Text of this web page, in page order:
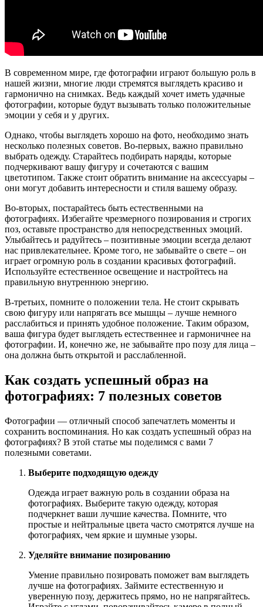
В современном мире, где фотографии играют большую роль в
нашей жизни, многие люди стремятся выглядеть красиво и
гармонично на снимках. Ведь каждый хочет иметь удачные
фотографии, которые будут вызывать только положительные
эмоции у себя и у других.
Однако, чтобы выглядеть хорошо на фото, необходимо знать
несколько полезных советов. Во-первых, важно правильно
выбрать одежду. Старайтесь подбирать наряды, которые
подчеркивают вашу фигуру и сочетаются с вашим
цветотипом. Также стоит обратить внимание на аксессуары –
они могут добавить интересности и стиля вашему образу.
Во-вторых, постарайтесь быть естественными на
фотографиях. Избегайте чрезмерного позирования и строгих
поз, оставьте пространство для непосредственных эмоций.
Улыбайтесь и радуйтесь – позитивные эмоции всегда делают
нас привлекательнее. Кроме того, не забывайте о свете – он
играет огромную роль в создании красивых фотографий.
Используйте естественное освещение и настройтесь на
правильную внутреннюю энергию.
В-третьих, помните о положении тела. Не стоит скрывать
свою фигуру или напрягать все мышцы – лучше немного
расслабиться и принять удобное положение. Таким образом,
ваша фигура будет выглядеть естественнее и гармоничнее на
фотографии. И, конечно же, не забывайте про позу для лица –
она должна быть открытой и расслабленной.
Как создать успешный образ на
фотографиях: 7 полезных советов
Фотографии — отличный способ запечатлеть моменты и
сохранить воспоминания. Но как создать успешный образ на
фотографиях? В этой статье мы поделимся с вами 7
полезными советами.
Выберите подходящую одежду
Одежда играет важную роль в создании образа на
фотографиях. Выберите такую одежду, которая
подчеркнет ваши лучшие качества. Помните, что
простые и нейтральные цвета часто смотрятся лучше на
фотографиях, чем яркие и шумные узоры.
Уделяйте внимание позированию
Умение правильно позировать поможет вам выглядеть
лучше на фотографиях. Займите естественную и
уверенную позу, держитесь прямо, но не напрягайтесь.